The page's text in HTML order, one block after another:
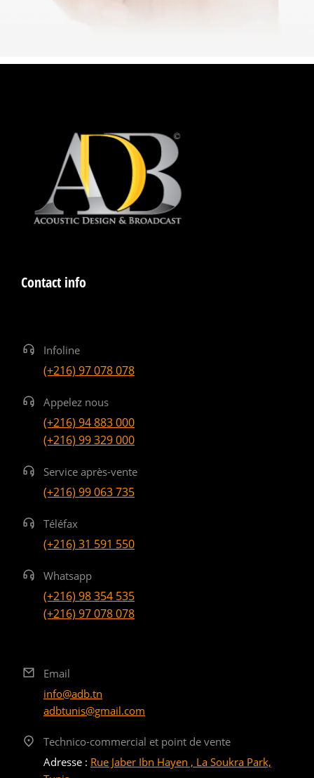
Contact info
Infoline
(+216) 97 078 078
Appelez nous
(+216) 94 883 000
(+216) 99 329 000
Service après-vente
(+216) 99 063 735
Téléfax
(+216) 31 591 550
Whatsapp
(+216) 98 354 535
(+216) 97 078 078
Email
info@adb.tn
adbtunis@gmail.com
Technico-commercial et point de vente
Adresse : Rue Jaber Ibn Hayen , La Soukra Park,